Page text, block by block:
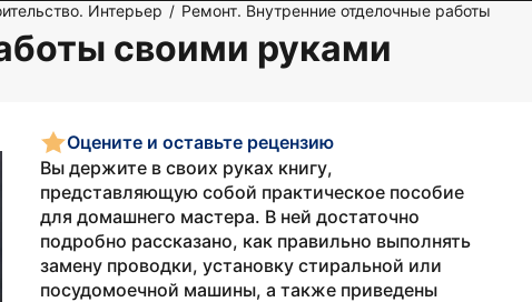
Интерьер / Ремонт. Внутренние отделочные работы
своими руками
Оцените и оставьте рецензию
Вы держите в своих руках книгу,
представляющую собой практическое пособие
для домашнего мастера. В ней достаточно
подробно рассказано, как правильно выполнять
замену проводки, установку стиральной или
посудомоечной машины, а также приведены